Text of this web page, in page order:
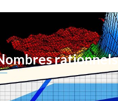
rationnels